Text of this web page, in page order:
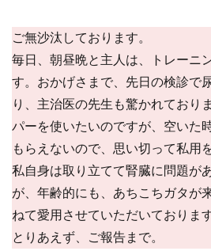
ご無沙汰しております。
毎日、朝昼晩と主人は、トレーニ
す。おかげさまで、先日の検診で
り、主治医の先生も驚かれており
パーを使いたいのですが、空いた
もらえないので、思い切って私用
私自身は取り立てて腎臓に問題が
が、年齢的にも、あちこちガタが
ねて愛用させていただいております
とりあえず、ご報告まで。